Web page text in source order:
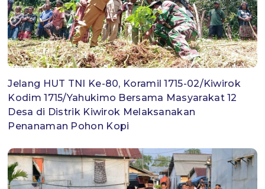
Jelang HUT TNI Ke-80, Koramil 1715-02/Kiwirok
Kodim 1715/Yahukimo Bersama Masyarakat 12
Desa di Distrik Kiwirok Melaksanakan
Penanaman Pohon Kopi